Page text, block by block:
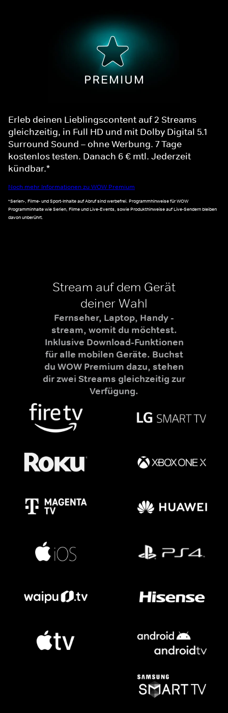
Erleb deinen Lieblingscontent auf 2 Streams
gleichzeitig, in Full HD und mit Dolby Digital 5.1
Surround Sound – ohne Werbung. 7 Tage
kostenlos testen. Danach 6 € mtl. Jederzeit
kündbar.*
Noch mehr Informationen zu WOW Premium
*Serien-, Filme- und Sport-Inhalte auf Abruf sind werbefrei. Programmhinweise für WOW
Programminhalte wie Serien, Filme und Live-Events, sowie Produkthinweise auf Live-Sendern bleiben
davon unberührt.
Stream auf dem Gerät
deiner Wahl
Fernseher, Laptop, Handy -
stream, womit du möchtest.
Inklusive Download-Funktionen
für alle mobilen Geräte. Buchst
du WOW Premium dazu, stehen
dir zwei Streams gleichzeitig zur
Verfügung.